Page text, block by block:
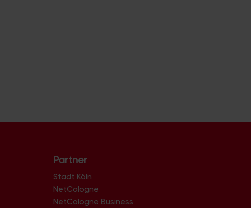
Partner
Stadt Köln
NetCologne
NetCologne Business